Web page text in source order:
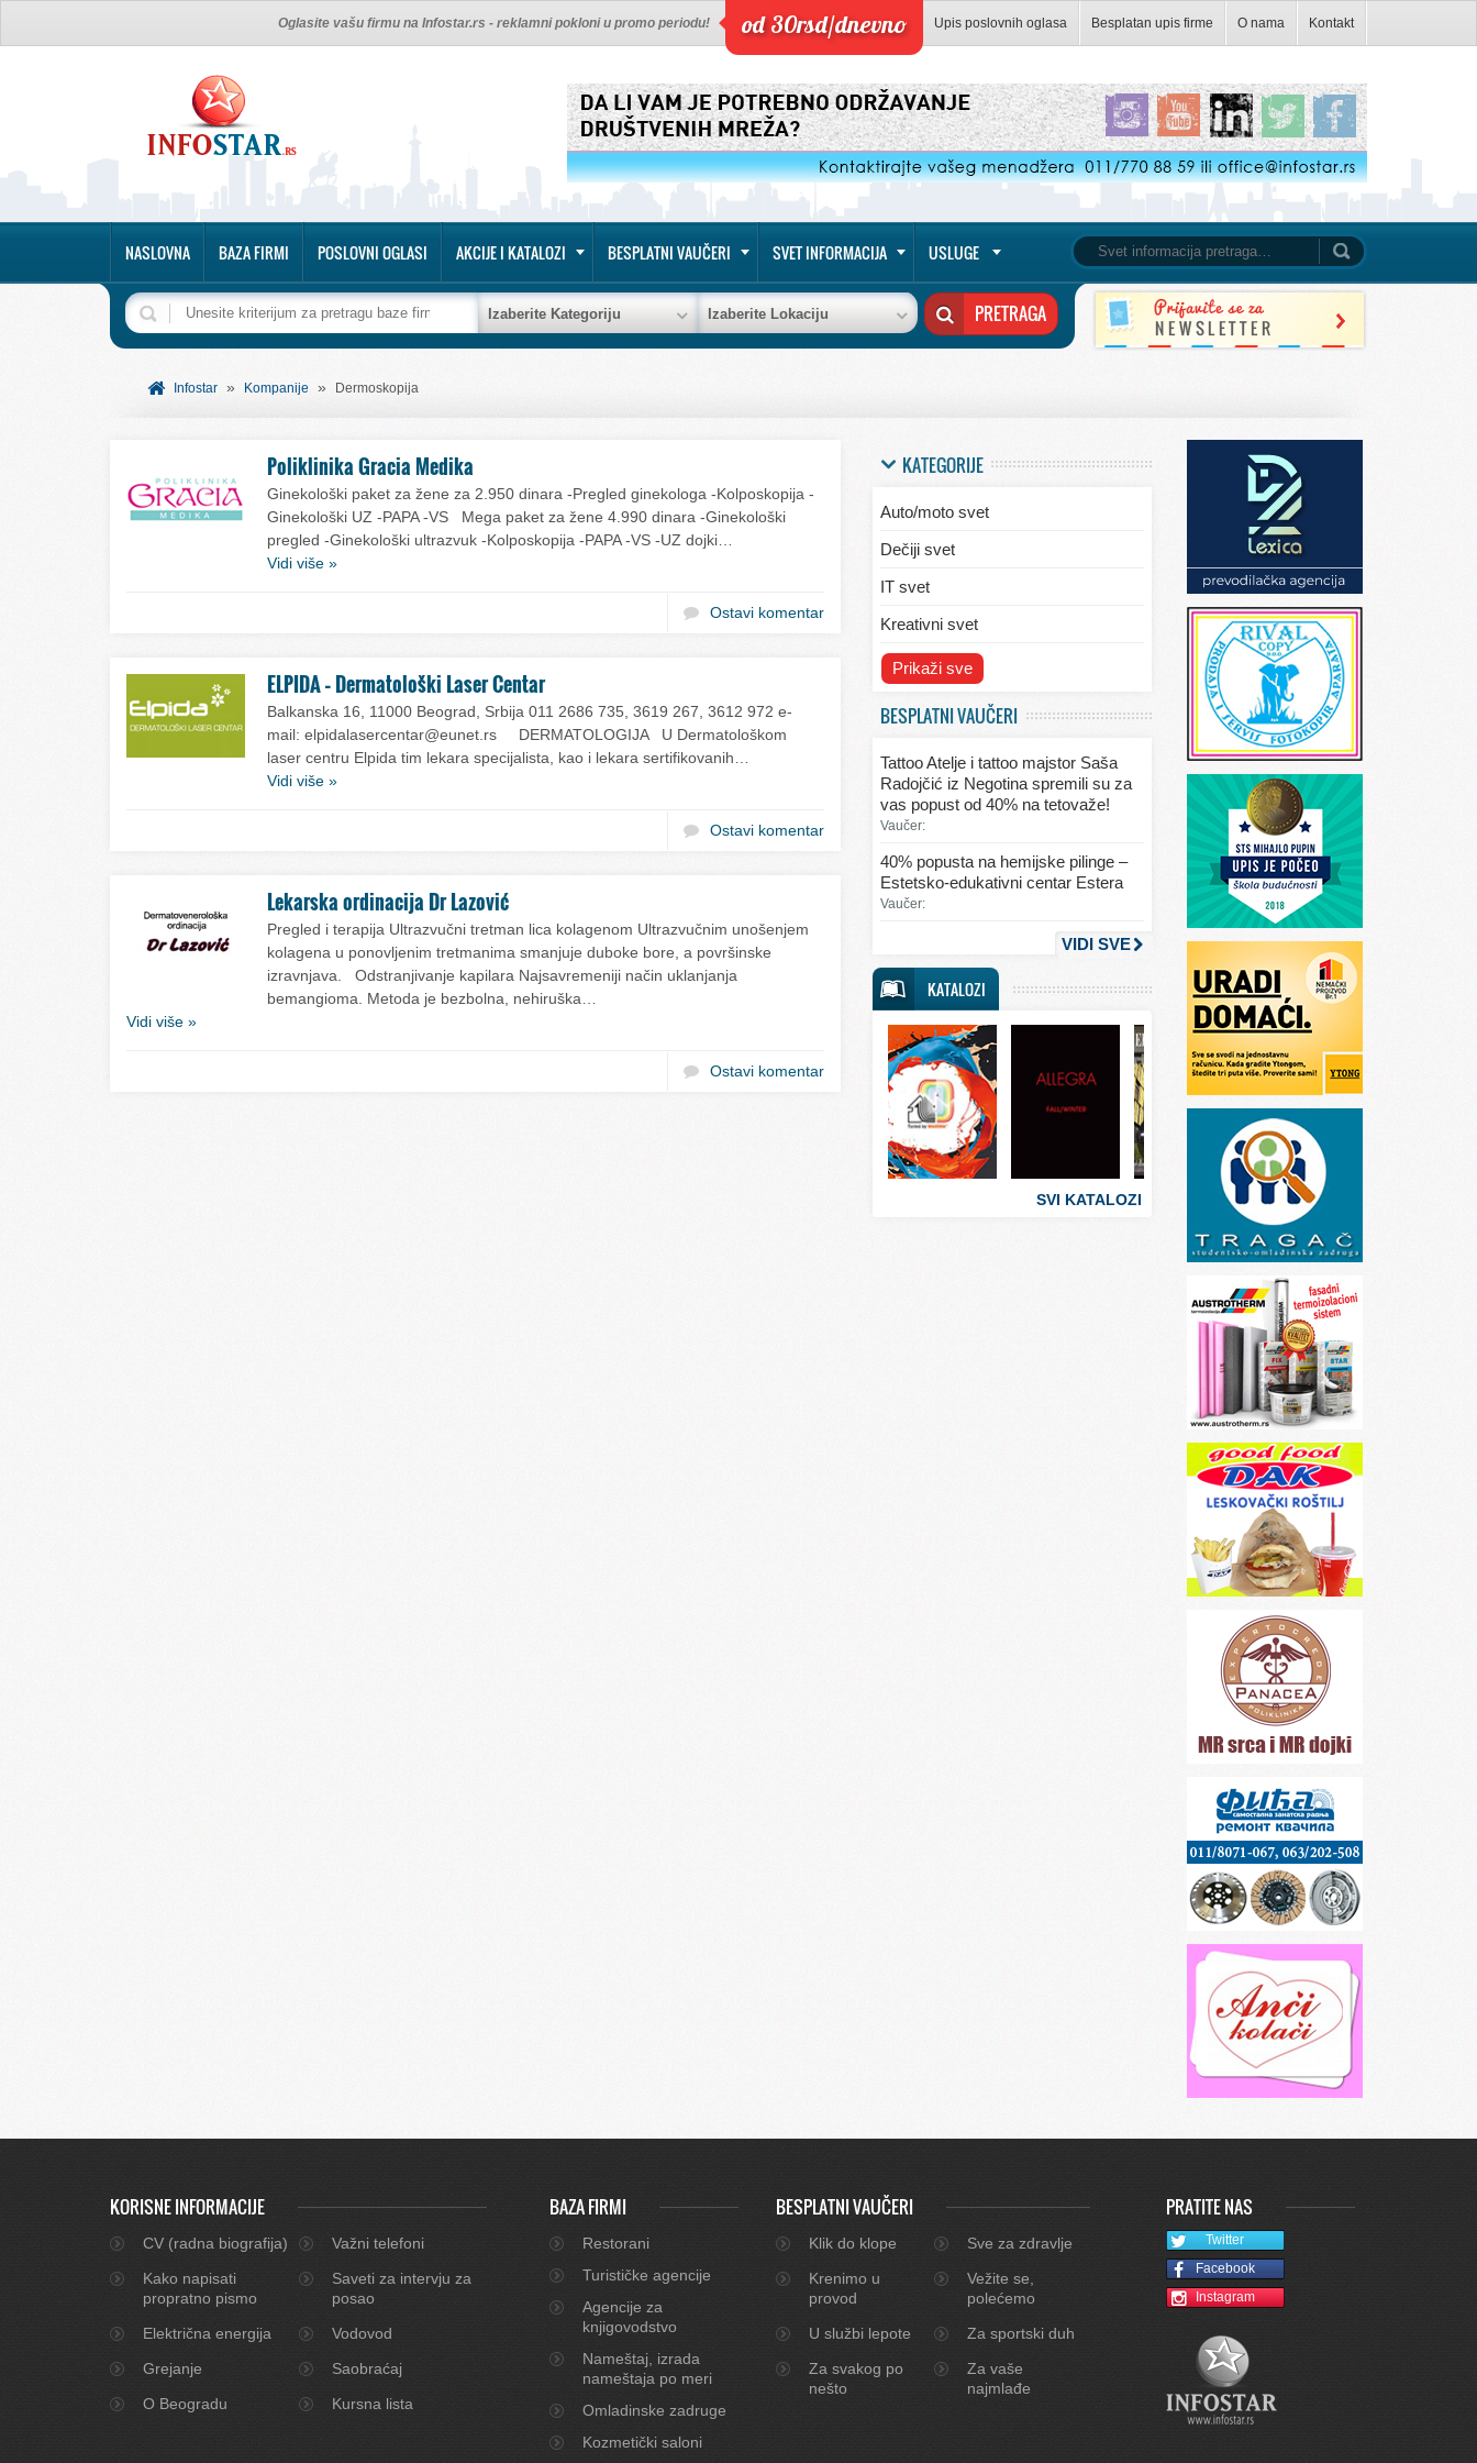
Upis poslovnih oglasa Besplatan upis firme O nama Kontakt
od 30rsd/dnevno
Oglasite vašu firmu na Infostar.rs - reklamni pokloni u promo periodu!
NASLOVNA BAZA FIRMI POSLOVNI OGLASI AKCIJE I KATALOZI BESPLATNI VAUČERI SVET INFORMACIJA USLUGE
Izaberite Kategoriju Izaberite Lokaciju
Infostar » Kompanije » Dermoskopija
Poliklinika Gracia Medika
Ginekološki paket za žene za 2.950 dinara -Pregled ginekologa -Kolposkopija -
Ginekološki UZ -PAPA -VS Mega paket za žene 4.990 dinara -Ginekološki
pregled -Ginekološki ultrazvuk -Kolposkopija -PAPA -VS -UZ dojki…
Vidi više »
Ostavi komentar
ELPIDA – Dermatološki Laser Centar
Balkanska 16, 11000 Beograd, Srbija 011 2686 735, 3619 267, 3612 972 e-
mail: elpidalasercentar@eunet.rs DERMATOLOGIJA U Dermatološkom
laser centru Elpida tim lekara specijalista, kao i lekara sertifikovanih…
Vidi više »
Ostavi komentar
Lekarska ordinacija Dr Lazović
Pregled i terapija Ultrazvučni tretman lica kolagenom Ultrazvučnim unošenjem
kolagena u ponovljenim tretmanima smanjuje duboke bore, a površinske
izravnjava. Odstranjivanje kapilara Najsavremeniji način uklanjanja
bemangioma. Metoda je bezbolna, nehiruška…
Vidi više »
Ostavi komentar
KATEGORIJE
Auto/moto svet
Dečiji svet
IT svet
Kreativni svet
Svet ekologije
Svet kulinarstva
Svet lepote
Svet mode
Svet sporta
Svet tehnike
Svet ugostiteljstva
Svet zabave i umetnosti
Svet zanimljivosti
Svet zdravlja
Prikaži sve
BESPLATNI VAUČERI
Tattoo Atelje i tattoo majstor Saša
Radojčić iz Negotina spremili su za
vas popust od 40% na tetovaže!
Vaučer:
40% popusta na hemijske pilinge –
Estetsko-edukativni centar Estera
Vaučer:
VIDI SVE
KATALOZI
SVI KATALOZI
KORISNE INFORMACIJE
CV (radna biografija)
Važni telefoni
Kako napisati
propratno pismo
Saveti za intervju za
posao
Električna energija
Vodovod
Grejanje
Saobraćaj
O Beogradu
Kursna lista
BAZA FIRMI
Restorani
Turističke agencije
Agencije za
knjigovodstvo
Nameštaj, izrada
nameštaja po meri
Omladinske zadruge
Kozmetički saloni
BESPLATNI VAUČERI
Klik do klope
Sve za zdravlje
Krenimo u
provod
Vežite se,
polećemo
U službi lepote
Za sportski duh
Za svakog po
nešto
Za vaše
najmlađe
PRATITE NAS
Twitter
Facebook
Instagram